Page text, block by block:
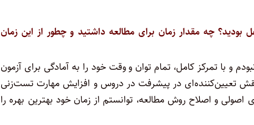
چه مقدار زمان برای مطالعه داشتید و چطور از این زمان
در این بازه زمانی شاغل نبودم و با تمرکز کامل، تمام توان و وقت خود را به آمادگی برای آزمون
تعیین‌کننده‌ای در پیشرفت در دروس و افزایش مهارت تست‌زنی
اصولی و اصلاح روش مطالعه، توانستم از زمان خود بهترین بهره را